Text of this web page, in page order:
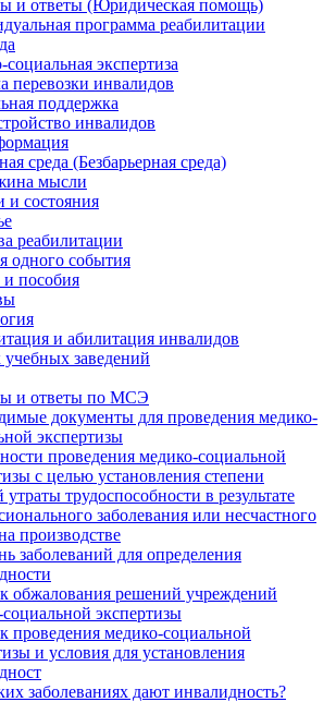
и ответы (Юридическая помощь)
программа реабилитации
экспертиза
перевозки инвалидов
поддержка
инвалидов
среда (Безбарьерная среда)
мысли
и состояния
реабилитации
одного события
пособия
и абилитация инвалидов
заведений
и ответы по МСЭ
документы для проведения медико-
экспертизы
проведения медико-социальной
с целью установления степени
утраты трудоспособности в результате
заболевания или несчастного
производстве
заболеваний для определения
обжалования решений учреждений
экспертизы
проведения медико-социальной
и условия для установления
заболеваниях дают инвалидность?